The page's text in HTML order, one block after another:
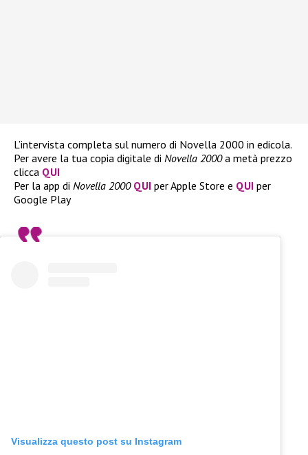
L’intervista completa sul numero di Novella 2000 in edicola.
Per avere la tua copia digitale di Novella 2000a metà prezzo
clicca QUI
Per la app di Novella 2000 QUI per Apple Store e QUI per
Google Play
Visualizza questo post su Instagram